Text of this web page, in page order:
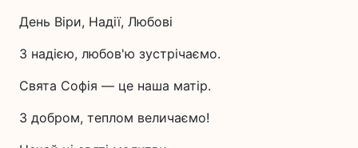
День Віри, Надії, Любові
З надією, любов'ю зустрічаємо.
Свята Софія — це наша матір.
З добром, теплом величаємо!